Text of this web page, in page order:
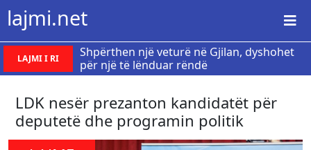
lajmi.net
LAJMI I RI
Shpërthen një veturë në Gjilan, dyshohet
për një të lënduar rëndë
LDK nesër prezanton kandidatët për
deputetë dhe programin politik